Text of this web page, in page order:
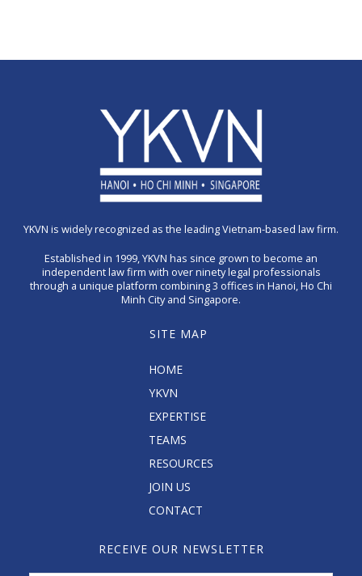
YKVN is widely recognized as the leading Vietnam-based law firm.
Established in 1999, YKVN has since grown to become an
independent law firm with over ninety legal professionals
through a unique platform combining 3 offices in Hanoi, Ho Chi
Minh City and Singapore.
SITE MAP
HOME
YKVN
EXPERTISE
TEAMS
RESOURCES
JOIN US
CONTACT
RECEIVE OUR NEWSLETTER